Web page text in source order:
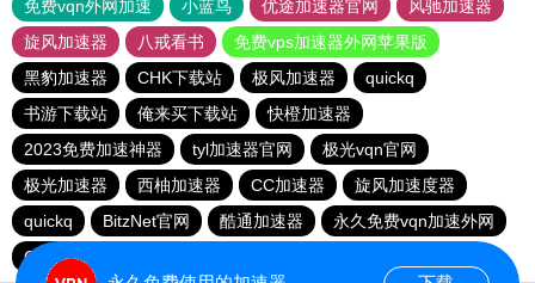
免费vqn外网加速
小蓝鸟 优途加速器官网
风驰加速器
旋风加速器
八戒看书
免费vps加速器外网苹果版
黑豹加速器
CHK下载站 极风加速器
quickq
书游下载站
俺来买下载站
快橙加速器
2023免费加速神器
tyl加速器官网
极光vqn官网
极光加速器
西柚加速器 CC加速器
旋风加速度器
quickq
BitzNet官网 酷通加速器
永久免费vqn加速外网
CHK下载站